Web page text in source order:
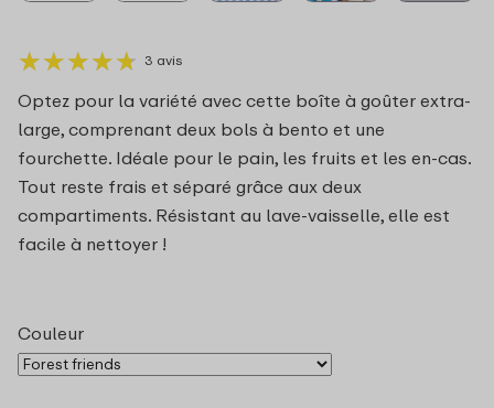
★★★★★
★★★★★ 3 avis
Optez pour la variété avec cette boîte à goûter extra-
large, comprenant deux bols à bento et une
fourchette. Idéale pour le pain, les fruits et les en-cas.
Tout reste frais et séparé grâce aux deux
compartiments. Résistant au lave-vaisselle, elle est
facile à nettoyer !
Couleur